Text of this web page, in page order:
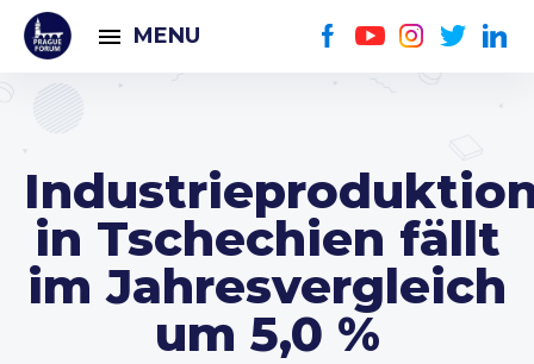
MENU
in Tschechien fällt
im Jahresvergleich
um 5,0 %